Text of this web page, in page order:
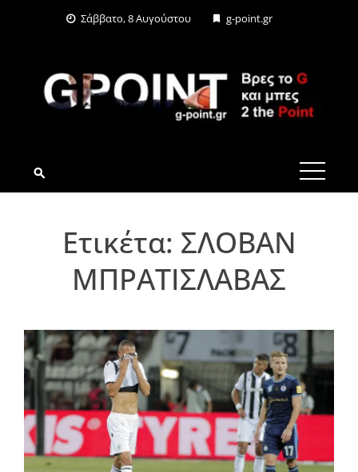
Σάββατο, 8 Αυγούστου g-point.gr
G-POINT.GR
Ετικέτα: ΣΛΟΒΑΝ
ΜΠΡΑΤΙΣΛΑΒΑΣ